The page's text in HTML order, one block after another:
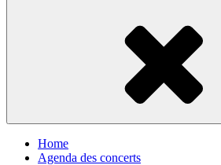
Home
Agenda des concerts